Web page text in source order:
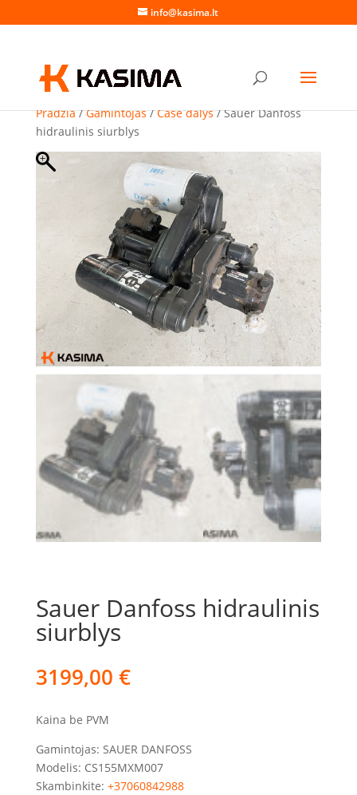
info@kasima.lt
Pradžia/Gamintojas/Case dalys/ Sauer Danfoss
hidraulinis siurblys
Sauer Danfoss hidraulinis
siurblys
3199,00 €
Kaina be PVM
Gamintojas: SAUER DANFOSS
Modelis: CS155MXM007
Skambinkite: +37060842988